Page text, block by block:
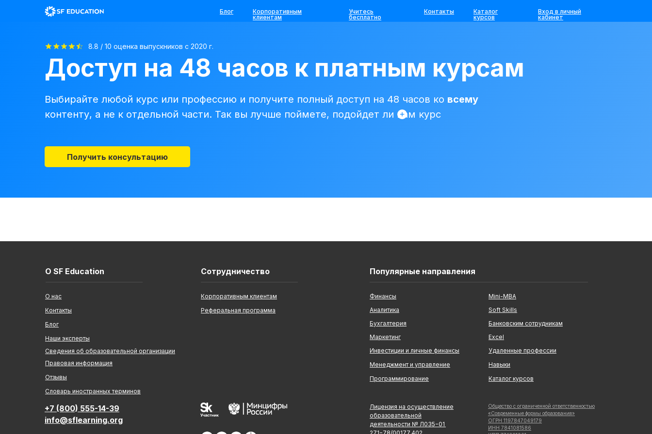
Блог
Каталог
курсов
Вход в личный
кабинет
Контакты
Корпоративным
клиентам
Учитесь
бесплатно
Доступ на 48 часов к платным курсам
Получить консультацию
Выбирайте любой курс или профессию и получите полный доступ на 48 часов ко всему
контенту, а не к отдельной части. Так вы лучше поймете, подойдет ли вам курс
8.8 / 10 оценка выпускников с 2020 г.
О SF Education Сотрудничество
Реферальная программа
Наши эксперты
Правовая информация
Корпоративным клиентам
Контакты
Блог
Сведения об образовательной организации
+7 (800) 555-14-39
info@sflearning.org
О нас
Лицензия на осуществление
образовательной
деятельности № Л035−01
Общество с ограниченной ответственностью
«Современные формы образования»
ОГРН 1197847049179
ИНН 7841081586
Отзывы
Cловарь иностранных терминов
Популярные направления
Маркетинг
Инвестиции и личные финансы
Менеджмент и управление
Программирование
Аналитика
Бухгалтерия
Финансы Mini-MBA
Банковским сотрудникам
Soft Skills
Каталог курсов
Навыки
Удаленные профессии
Excel